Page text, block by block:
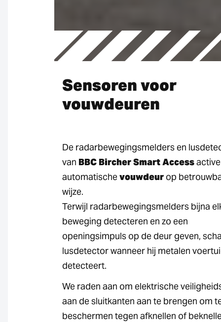
Sensoren voor
vouwdeuren
De radarbewegingsmelders en
van BBC Bircher Smart Access
automatischevouwdeur op
wijze.
Terwijl radarbewegingsmelders bijna
beweging detecteren en zo een
openingsimpuls op de deur geven,
lusdetector wanneer hij metalen
detecteert.
We raden aan om elektrische
aan de sluitkanten aan te brengen om
beschermen tegen afknellen of